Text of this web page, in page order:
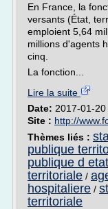
En France, la
versants (État,
emploient 5,64
millions d'agents
cinq.
La fonction...
Lire la suite
Date: 2017-01-
Site : http://
Thèmes liés :
publique
publique d etat
territoriale /
hospitaliere /
territoriale